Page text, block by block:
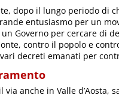
dopo il lungo periodo di
entusiasmo per un
Governo per cercare di
contro il popolo e
decreti emanati per
via anche in Valle d’Aosta,